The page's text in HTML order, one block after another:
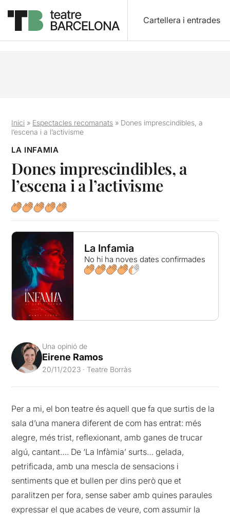
Cartellera i entrades
Inici » Espectacles recomanats » Dones imprescindibles, a
l’escena i a l’activisme
LA INFAMIA
Dones imprescindibles, a
l’escena i a l’activisme
La Infamia
No hi ha noves dates confirmades
Una opinió de
Eirene Ramos
20/11/2023 · Teatre Borràs
Per a mi, el bon teatre és aquell que fa que surtis de la
sala d’una manera diferent de com has entrat: més
alegre, més trist, reflexionant, amb ganes de trucar
algú, cantant…. De ‘La Infàmia’ surts… gelada,
petrificada, amb una mescla de sensacions i
sentiments que et bullen per dins però que et
paralitzen per fora, sense saber amb quines paraules
expressar el que acabes de veure, com assumir la